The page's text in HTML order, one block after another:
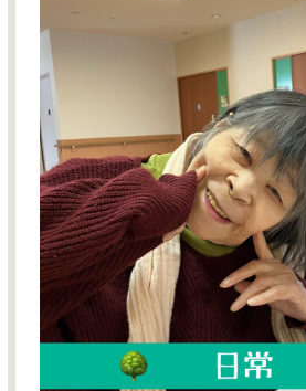
お問い合わせ